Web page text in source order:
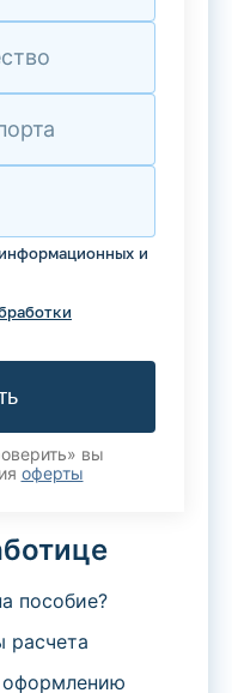
и
вы
оферты
пособие?
расчета
оформлению